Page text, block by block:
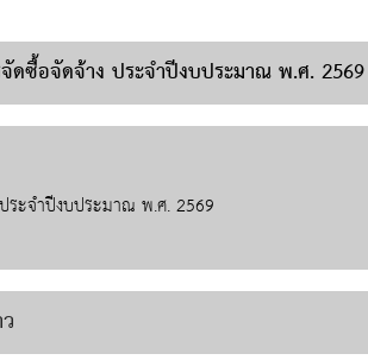
ดซื้อจัดจ้าง ประจำปีงบประมาณ พ.ศ. 2569
ระจำปีงบประมาณ พ.ศ. 2569